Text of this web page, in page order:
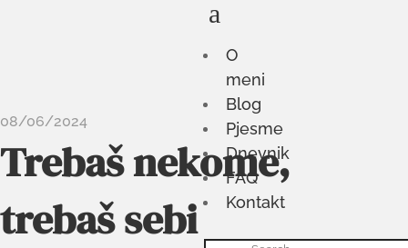
O
meni
Blog
Pjesme
Dnevnik
FAQ
Kontakt
a
08/06/2024
Trebaš nekome,
trebaš sebi